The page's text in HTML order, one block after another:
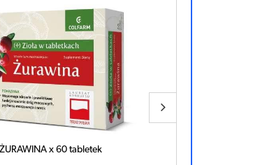
ŻURAWINA x 60 tabletek